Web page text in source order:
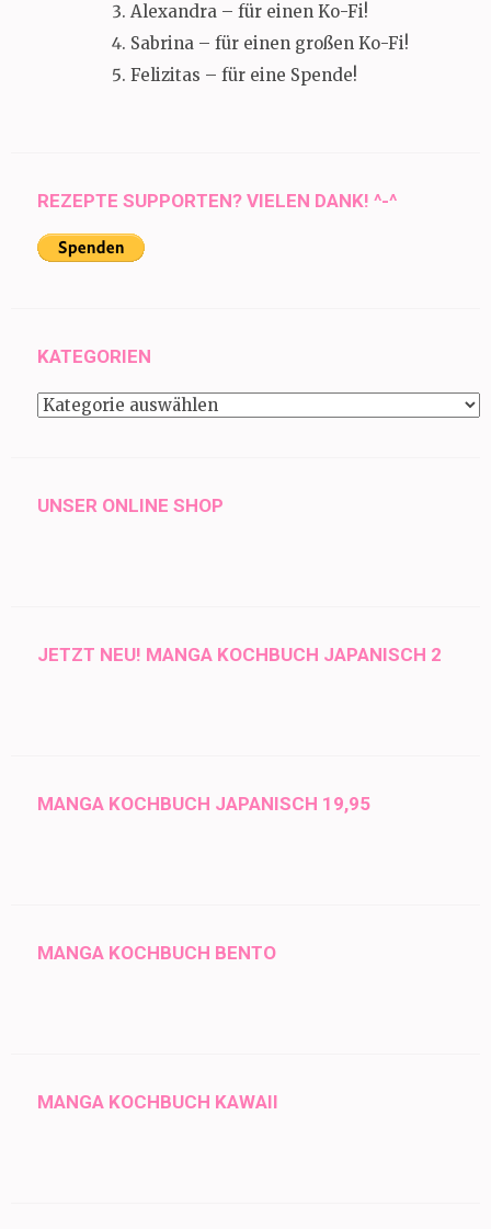
Alexandra – für einen Ko-Fi!
Sabrina – für einen großen Ko-Fi!
Felizitas – für eine Spende!
REZEPTE SUPPORTEN? VIELEN DANK! ^-^
KATEGORIEN
Kategorien
UNSER ONLINE SHOP
JETZT NEU! MANGA KOCHBUCH JAPANISCH 2
MANGA KOCHBUCH JAPANISCH 19,95
MANGA KOCHBUCH BENTO
MANGA KOCHBUCH KAWAII